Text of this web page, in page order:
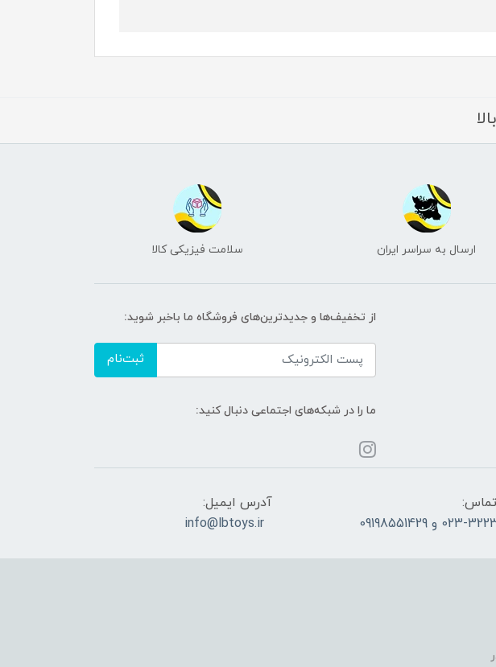
ارسال به سراسر ایران سلامت فیزیکی کالا
از تخفیف‌ها و جدیدترین‌های فروشگاه ما باخبر شوید:
ثبت‌نام
ما را در شبکه‌های اجتماعی دنبال کنید:
و 09198551429
آدرس ایمیل:
info@lbtoys.ir